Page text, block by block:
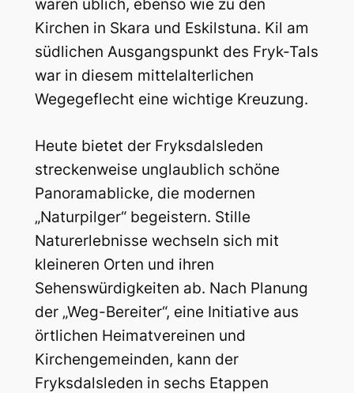
waren üblich, ebenso wie zu den
Kirchen in Skara und Eskilstuna. Kil am
südlichen Ausgangspunkt des Fryk-Tals
war in diesem mittelalterlichen
Wegegeflecht eine wichtige Kreuzung.
Heute bietet der Fryksdalsleden
streckenweise unglaublich schöne
Panoramablicke, die modernen
„Naturpilger“ begeistern. Stille
Naturerlebnisse wechseln sich mit
kleineren Orten und ihren
Sehenswürdigkeiten ab. Nach Planung
der „Weg-Bereiter“, eine Initiative aus
örtlichen Heimatvereinen und
Kirchengemeinden, kann der
Fryksdalsleden in sechs Etappen